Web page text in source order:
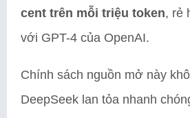
cent trên mỗi triệu token, rẻ
với GPT-4 của OpenAI.
Chính sách nguồn mở này
DeepSeek lan tỏa nhanh